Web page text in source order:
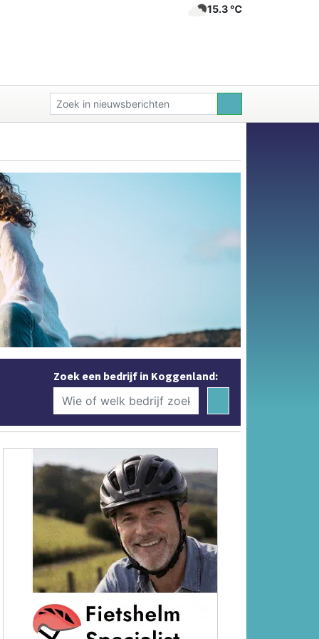
15.3 ℃
Zoek een bedrijf in Koggenland: